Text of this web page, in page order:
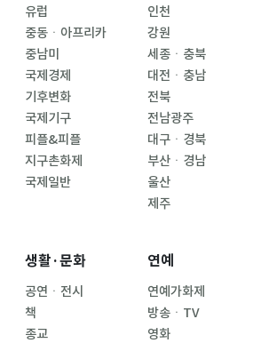
유럽
중동ㆍ아프리카
중남미
국제경제
기후변화
국제기구
피플&피플
지구촌화제
국제일반
인천
강원
세종ㆍ충북
대전ㆍ충남
전북
전남광주
대구ㆍ경북
부산ㆍ경남
울산
제주
생활·문화
공연ㆍ전시
책
종교
연예
연예가화제
방송ㆍTV
영화